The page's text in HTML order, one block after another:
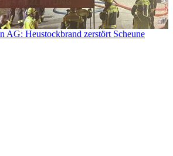
AG: Heustockbrand zerstört Scheune